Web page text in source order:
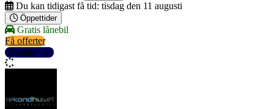
Du kan tidigast få tid: tisdag den 11 augusti
Öppettider
Gratis lånebil
Få offerter
Detaljer